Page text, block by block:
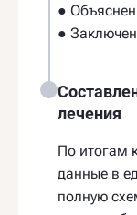
●
●
лечения
По итогам
данные в
полную